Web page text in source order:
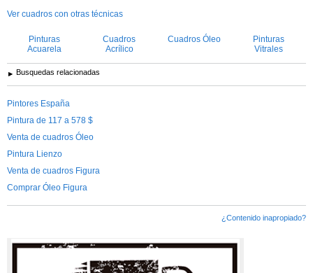
Ver cuadros con otras técnicas
Pinturas
Acuarela
Cuadros
Acrílico
Cuadros Óleo
Pinturas
Vitrales
Busquedas relacionadas
Pintores España
Pintura de 117 a 578 $
Venta de cuadros Óleo
Pintura Lienzo
Venta de cuadros Figura
Comprar Óleo Figura
¿Contenido inapropiado?